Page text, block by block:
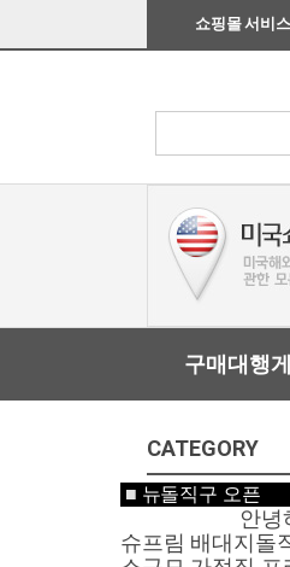
■ 뉴돌직구 오픈
안녕
슈프림 배대지돌
쇼핑몰 서비스
구매대행
CATEGORY
미국쇼핑
영국쇼핑